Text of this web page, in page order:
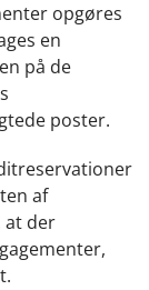
opgøres
en
på de
poster.
af
at der